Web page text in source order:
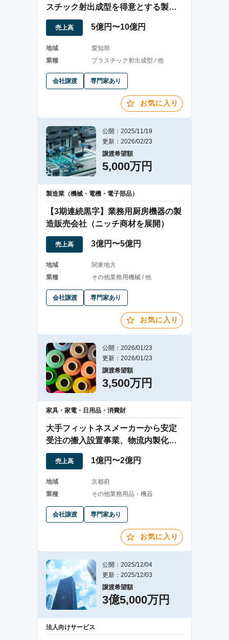
スチック射出成型を得意とする製造
業譲渡案件
売上高 5億円〜10億円
地域
愛知県
業種
プラスチック射出成型 / 他
会社譲渡 専門家あり
お気に入り
公開：2025/11/19
更新：2026/02/23
譲渡希望額
5,000万円
製造業（機械・電機・電子部品）
【3期連続黒字】業務用厨房機器の製
造販売会社（ニッチ商材を展開）
売上高 3億円〜5億円
地域
関東地方
業種
その他業務用機械 / 他
会社譲渡 専門家あり
お気に入り
公開：2026/01/23
更新：2026/01/23
譲渡希望額
3,500万円
家具・家電・日用品・消費財
大手フィットネスメーカーから安定
受注の搬入設置事業、物流内製化に
より収益改善可能
売上高 1億円〜2億円
地域
京都府
業種
その他業務用品・機器
会社譲渡 専門家あり
お気に入り
公開：2025/12/04
更新：2025/12/03
譲渡希望額
3億5,000万円
法人向けサービス